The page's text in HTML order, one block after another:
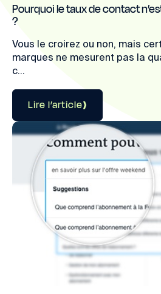
Pourquoi le taux de contact
?
Vous le croirez ou non, mais
marques ne mesurent pas la
c...
Lire l’article